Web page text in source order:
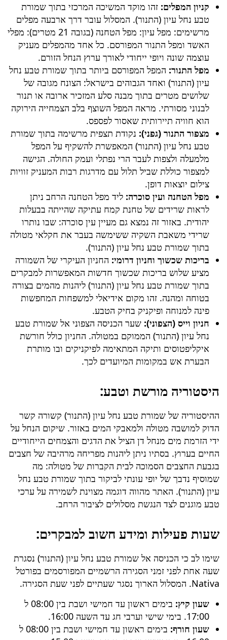
קניון המפלים: זהו מוקד המשיכה המרכזי בתוך שמורת
טבע נחל עיון (התנור). המסלול עובר דרך ארבעה מפלים
מרשימים: מפל עיון: מפל הטחנה (בגובה 21 מטרים): מפלי
האשד ומפל התנור המפורסם. כל אחד מהמפלים מעניק
עוצמה שונה ויופי ייחודי לאורך ערוץ הנחל הזורם.
מפל התנור: המפל המפורסם ביותר בתוך שמורת טבע נחל
עיון (התנור) ואחד הגבוהים בישראל: הצונח מגובה של
שלושים מטרים בתוך מבנה סלע המזכיר ארובה או תנור
לבנוני מסורתי. מראה המפל השוצף בלב הצמחייה הירוקה
הוא חוויה תיירותית שאסור לפספס.
מצפור התנור (גפני): נקודת תצפית מרשימה בתוך שמורת
טבע נחל עיון (התנור) המאפשרת להשקיף על המפל
מלמעלה ולצפות לעבר הרי נפתלי ועמק החולה. הגישה
למצפור כוללת שביל תלול עם מדרגות רבות המעניק זוויות
צילום יוצאות דופן.
מפל הטחנה ועין סוכרה: ליד מפל הטחנה הרחב ניתן
לראות שרידים של טחנת קמח עתיקה שהייתה בבעלות
יהודית. באזור זה נמצא גם מעיין עין סוכרה: שבו נותרו
שרידי משאבת השקיה ששימשה בעבר את חקלאי מטולה
בתוך שמורת טבע נחל עיון (התנור).
בריכות שכשוך וחניון דרומי: החניון העיקרי של השמורה
מציע שלוש בריכות שכשוך חדשות המאפשרות למבקרים
בתוך שמורת טבע נחל עיון (התנור) ליהנות מהמים בצורה
בטוחה ומהנה. זהו מקום אידיאלי למשפחות המחפשות
פינה למנוחה ופיקניק בחיק הטבע.
חניון וייס (הצפוני): שער הכניסה הצפוני אל שמורת טבע
נחל עיון (התנור) הממוקם במטולה. החניון כולל חורשת
איקליפטוסים ותיקה המתאימה לפיקניקים ובו מותרת
הבערת אש במקומות המיועדים לכך.
היסטוריה מורשת וטבע:
ההיסטוריה של שמורת טבע נחל עיון (התנור) קשורה קשר
הדוק למושבה מטולה ולמאבקי המים באזור. שיקום הנחל על
ידי הזרמת מים מנחל דן הציל את הדגים והצמחים הייחודיים
החיים בערוץ. בסתיו ניתן ליהנות מפריחה מרהיבה של חצבים
בגבעת החצבים הסמוכה לבית הקברות של מטולה: מה
שמוסיף נדבך של יופי עונתי לביקור בתוך שמורת טבע נחל
עיון (התנור). האתר מהווה דוגמה מצוינת לשמירה על ערכי
טבע מוגנים לצד הנגשת מסלולים לציבור הרחב.
שעות פעילות ומידע חשוב למבקרים:
שימו לב כי הכניסה אל שמורת טבע נחל עיון (התנור) נסגרת
שעה אחת לפני זמני הסגירה הרשמיים המפורסמים בפורטל
Nativa. המסלול הארוך נסגר שעתיים לפני שעת הסגירה.
שעון קיץ:
בימים ראשון עד חמישי ושבת בין 08:00 ל
17:00. בימי שישי וערבי חג עד השעה 16:00.
שעון חורף:
בימים ראשון עד חמישי ושבת בין 08:00 ל